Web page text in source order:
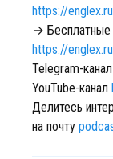
https://
→ Бесплатные
https://
Telegram-канал
YouTube-канал
Делитесь
на почту